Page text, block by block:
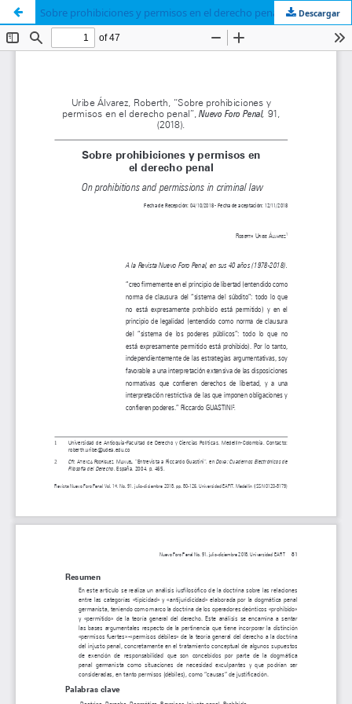
Sobre prohibiciones y permisos en el derecho penal Descargar